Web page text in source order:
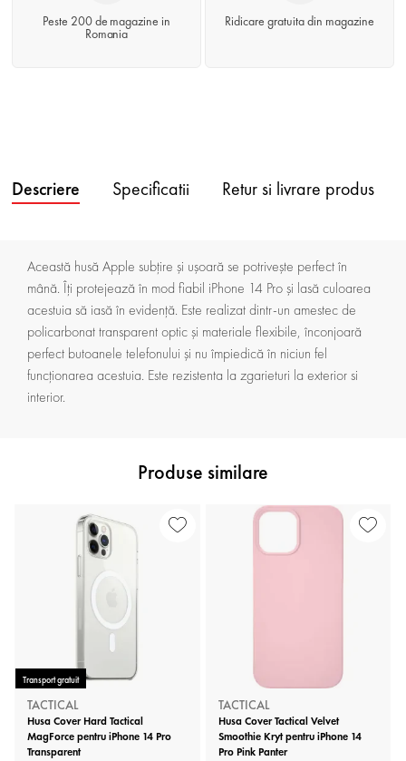
Peste 200 de magazine in
Romania
Ridicare gratuita din magazine
Descriere Specificatii Retur si livrare produs
Această husă Apple subțire și ușoară se potrivește perfect în
mână. Îți protejează în mod fiabil iPhone 14 Pro și lasă culoarea
acestuia să iasă în evidență. Este realizat dintr-un amestec de
policarbonat transparent optic și materiale flexibile, înconjoară
perfect butoanele telefonului și nu împiedică în niciun fel
funcționarea acestuia. Este rezistenta la zgarieturi la exterior si
interior.
Produse similare
Transport gratuit
TACTICAL
Husa Cover Hard Tactical
MagForce pentru iPhone 14 Pro
Transparent
TACTICAL
Husa Cover Tactical Velvet
Smoothie Kryt pentru iPhone 14
Pro Pink Panter